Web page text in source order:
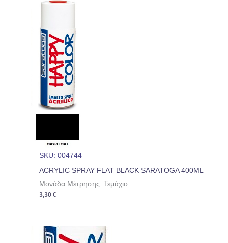
SKU: 004744
ACRYLIC SPRAY FLAT BLACK SARATOGA 400ML
Μονάδα Μέτρησης: Τεμάχιο
3,30€